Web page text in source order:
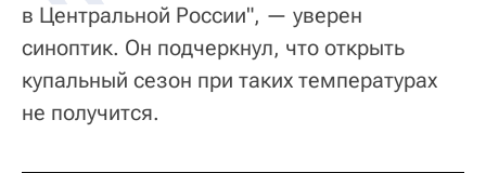
в Центральной России", — уверен
синоптик. Он подчеркнул, что открыть
купальный сезон при таких температурах
не получится.